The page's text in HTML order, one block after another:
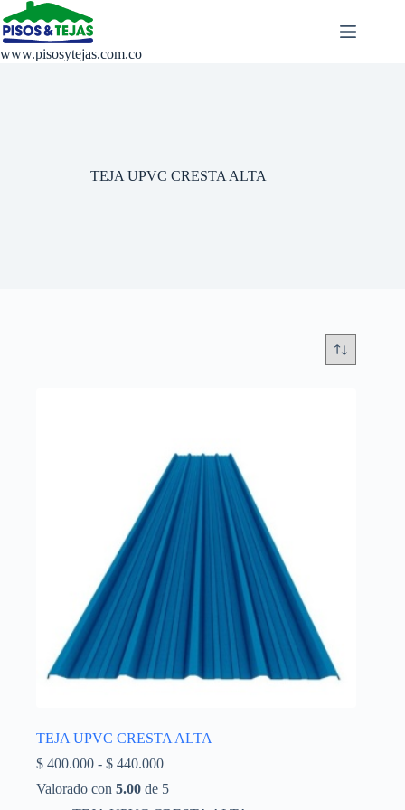
Saltar
al
contenido
www.pisosytejas.com.co
TEJA UPVC CRESTA ALTA
TEJA UPVC CRESTA ALTA
$ 400.000 - $ 440.000Rango
precios:
Valorado con 5.00 de 5